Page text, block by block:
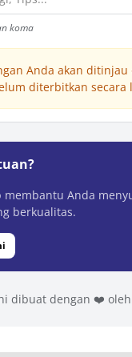
koma
Anda akan ditinjau
diterbitkan secara
membantu Anda
berkualitas.
dibuat dengan ❤️ oleh